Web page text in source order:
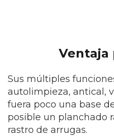
Ventaja
Sus múltiples
autolimpieza, antical,
fuera poco una base
posible un planchado
rastro de arrugas.